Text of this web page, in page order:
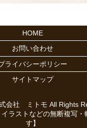
HOME
お問い合わせ
ライバシーポリシー
サイトマップ
会社 ミトモ All Rights
ラストなどの無断複写・
す】